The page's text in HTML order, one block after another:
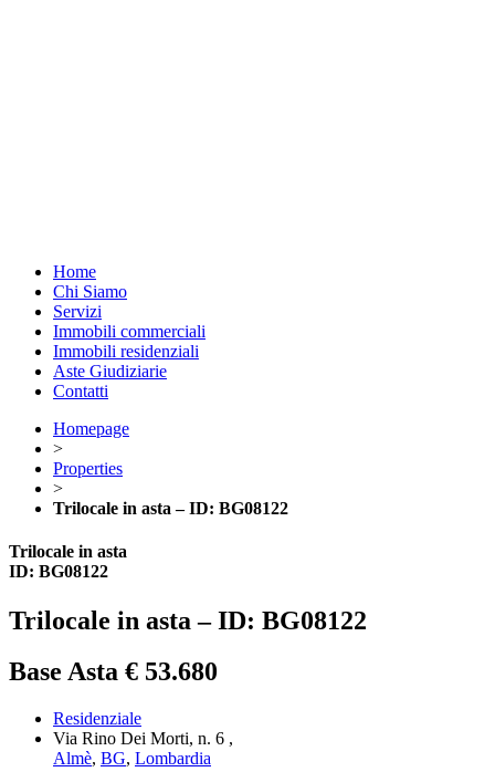
Home
Chi Siamo
Servizi
Immobili commerciali
Immobili residenziali
Aste Giudiziarie
Contatti
Homepage
>
Properties
>
Trilocale in asta – ID: BG08122
Trilocale in asta
ID: BG08122
Trilocale in asta – ID: BG08122
Base Asta € 53.680
Residenziale
Via Rino Dei Morti, n. 6 ,
Almè, BG, Lombardia